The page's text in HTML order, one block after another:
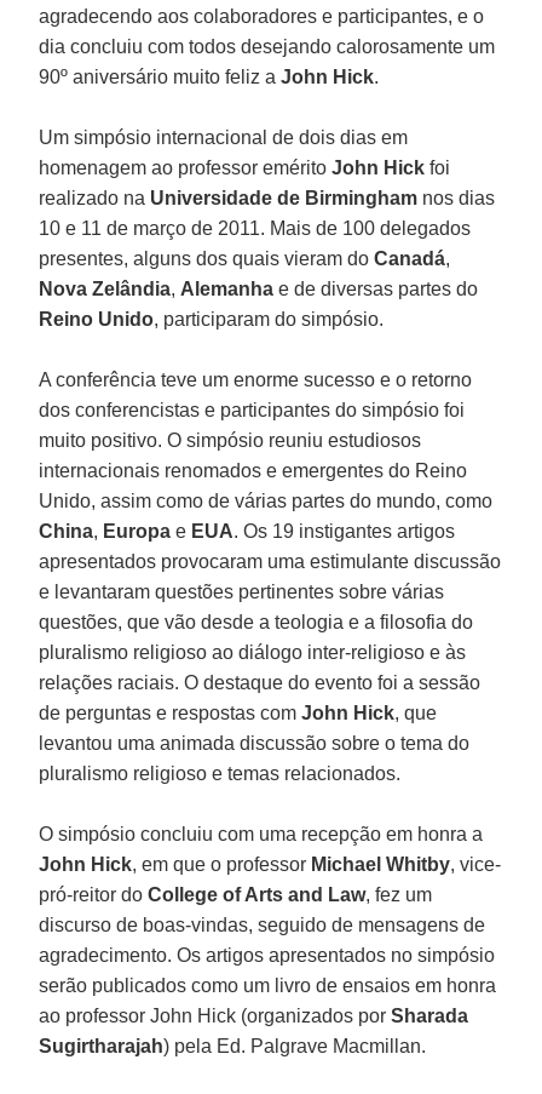
agradecendo aos colaboradores e participantes, e o
dia concluiu com todos desejando calorosamente um
90º aniversário muito feliz aJohn Hick.
Um simpósio internacional de dois dias em
homenagem ao professor eméritoJohn Hickfoi
realizado na Universidade de Birmingham nos dias
10 e 11 de março de 2011. Mais de 100 delegados
presentes, alguns dos quais vieram doCanadá,
Nova Zelândia, Alemanhae de diversas partes do
Reino Unido, participaram do simpósio.
A conferência teve um enorme sucesso e o retorno
dos conferencistas e participantes do simpósio foi
muito positivo. O simpósio reuniu estudiosos
internacionais renomados e emergentes do Reino
Unido, assim como de várias partes do mundo, como
China, Europae EUA. Os 19 instigantes artigos
apresentados provocaram uma estimulante discussão
e levantaram questões pertinentes sobre várias
questões, que vão desde a teologia e a filosofia do
pluralismo religioso ao diálogo inter-religioso e às
relações raciais. O destaque do evento foi a sessão
de perguntas e respostas comJohn Hick, que
levantou uma animada discussão sobre o tema do
pluralismo religioso e temas relacionados.
O simpósio concluiu com uma recepção em honra a
John Hick, em que o professor Michael Whitby, vice-
pró-reitor doCollege of Arts and Law, fez um
discurso de boas-vindas, seguido de mensagens de
agradecimento. Os artigos apresentados no simpósio
serão publicados como um livro de ensaios em honra
ao professor John Hick (organizados porSharada
Sugirtharajah) pela Ed. Palgrave Macmillan.